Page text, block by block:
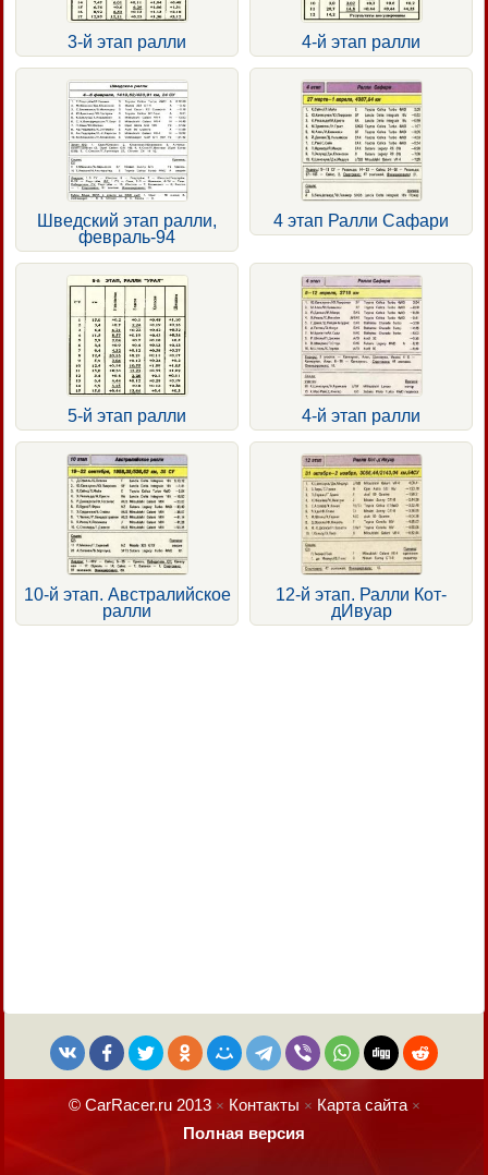
3-й этап ралли 4-й этап ралли
Шведский этап ралли,
февраль-94
4 этап Ралли Сафари
5-й этап ралли 4-й этап ралли
10-й этап. Австралийское
ралли
12-й этап. Ралли Кот-
дИвуар
© CarRacer.ru 2013× Контакты × Карта сайта×
Полная версия